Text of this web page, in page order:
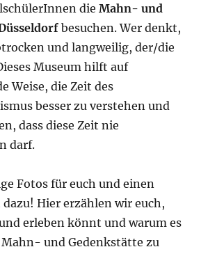
die Mahn- und
besuchen. Wer denkt,
und langweilig, der/die
Museum hilft auf
Weise, die Zeit des
besser zu verstehen und
dass diese Zeit nie
darf.
Fotos für euch und einen
dazu! Hier erzählen wir euch,
erleben könnt und warum es
und Gedenkstätte zu